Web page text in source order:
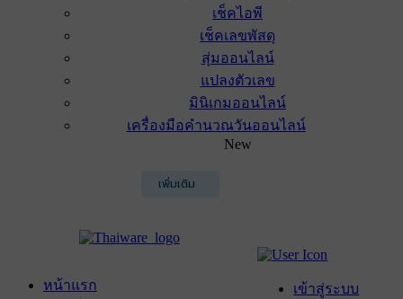
เช็คไอพี
เช็คเลขพัสดุ
สุ่มออนไลน์
แปลงตัวเลข
มินิเกมออนไลน์
เครื่องมือคำนวณวันออนไลน์
New
เพิ่มเติม
เข้าสู่ระบบ
หน้าแรก